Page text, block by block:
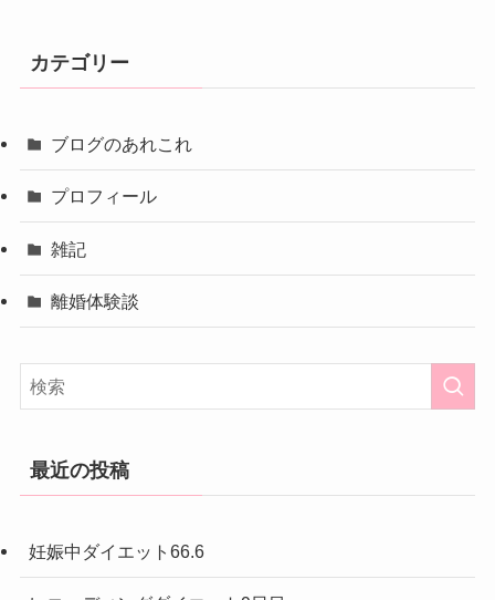
カテゴリー
ブログのあれこれ
プロフィール
雑記
離婚体験談
最近の投稿
妊娠中ダイエット66.6